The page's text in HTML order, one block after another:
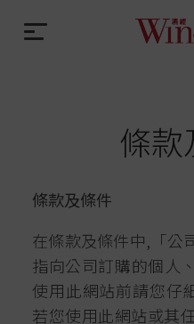
條款
條款及條件
在條款及條件中,「公
指向公司訂購的個人
使用此網站前請您仔
若您使用此網站或其